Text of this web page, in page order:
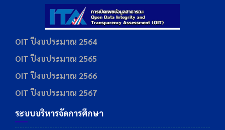
OIT ปีงบประมาณ 2564
OIT ปีงบประมาณ 2565
OIT ปีงบประมาณ 2566
OIT ปีงบประมาณ 2567
ระบบบริหารจัดการศึกษา